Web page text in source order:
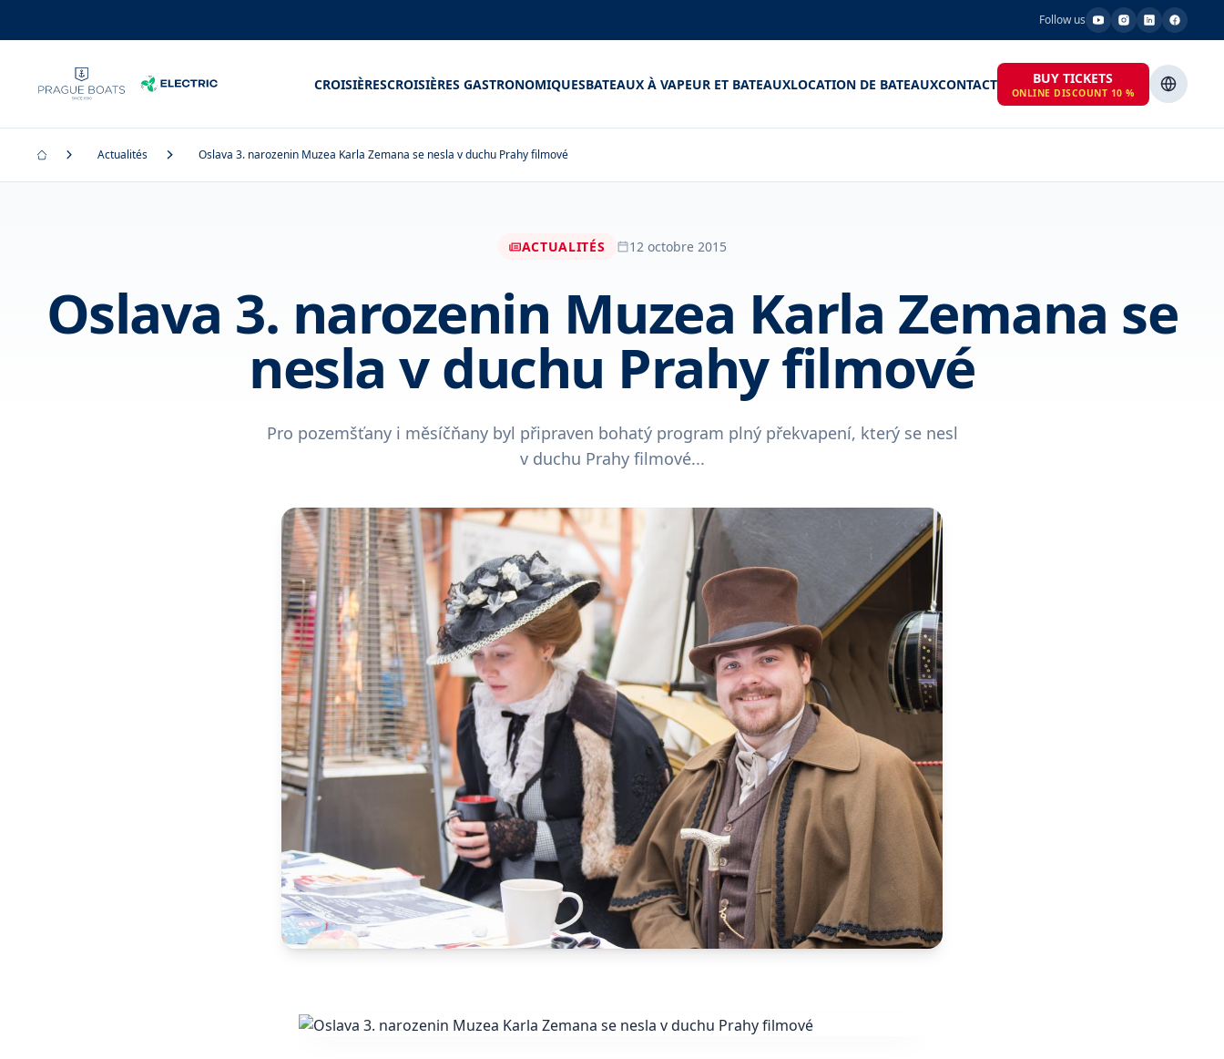
Follow us
CROISIÈRESCROISIÈRES GASTRONOMIQUESBATEAUX À VAPEUR ET BATEAUXLOCATION DE BATEAUXCONTACT BUY TICKETS
ONLINE DISCOUNT 10 %
Actualités Oslava 3. narozenin Muzea Karla Zemana se nesla v duchu Prahy filmové
ACTUALITÉS 12 octobre 2015
Oslava 3. narozenin Muzea Karla Zemana se
nesla v duchu Prahy filmové
Pro pozemšťany i měsíčňany byl připraven bohatý program plný překvapení, který se nesl
v duchu Prahy filmové...